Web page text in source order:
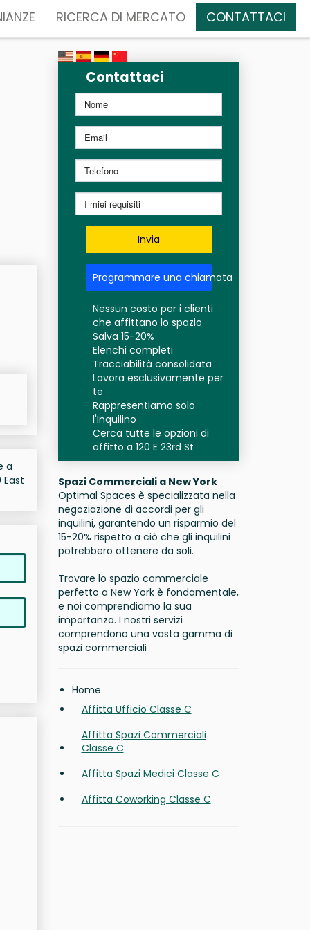
RICERCA DI MERCATO CONTATTACI
a
Contattaci
Invia
Programmare una chiamata
Nessun costo per i clienti
che affittano lo spazio
Salva 15-20%
Elenchi completi
Tracciabilità consolidata
Lavora esclusivamente per
te
Rappresentiamo solo
l'Inquilino
Cerca tutte le opzioni di
affitto a 120 E 23rd St
Spazi Commerciali a New York
Optimal Spaces è specializzata nella
negoziazione di accordi per gli
inquilini, garantendo un risparmio del
15-20% rispetto a ciò che gli inquilini
potrebbero ottenere da soli.
Trovare lo spazio commerciale
perfetto a New York è fondamentale,
e noi comprendiamo la sua
importanza. I nostri servizi
comprendono una vasta gamma di
spazi commerciali
Home
Affitta Ufficio Classe C
Affitta Spazi Commerciali
Classe C
Affitta Spazi Medici Classe C
Affitta Coworking Classe C